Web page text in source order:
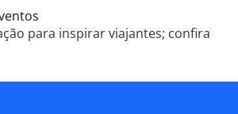
para inspirar viajantes; confira